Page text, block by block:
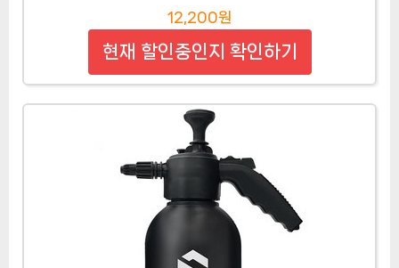
12,200원
현재 할인중인지 확인하기